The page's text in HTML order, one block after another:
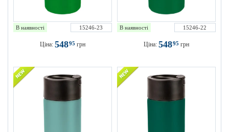
В наявності 15246-23
Ціна: 54895 грн
В наявності 15246-22
Ціна: 54895 грн